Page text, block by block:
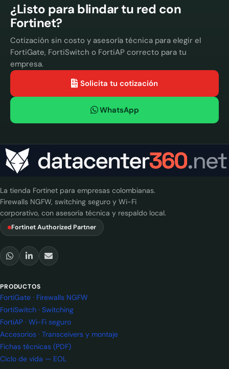
¿Listo para blindar tu red con
Fortinet?
Cotización sin costo y asesoría técnica para elegir el
FortiGate, FortiSwitch o FortiAP correcto para tu
empresa.
Solicita tu cotización
WhatsApp
La tienda Fortinet para empresas colombianas.
Firewalls NGFW, switching seguro y Wi-Fi
corporativo, con asesoría técnica y respaldo local.
Fortinet Authorized Partner
PRODUCTOS
FortiGate · Firewalls NGFW
FortiSwitch · Switching
FortiAP · Wi-Fi seguro
Accesorios · Transceivers y montaje
Fichas técnicas (PDF)
Ciclo de vida — EOL